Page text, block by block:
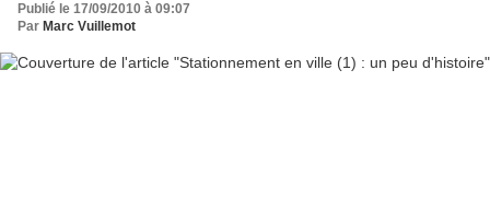
Publié le 17/09/2010 à 09:07
Par Marc Vuillemot